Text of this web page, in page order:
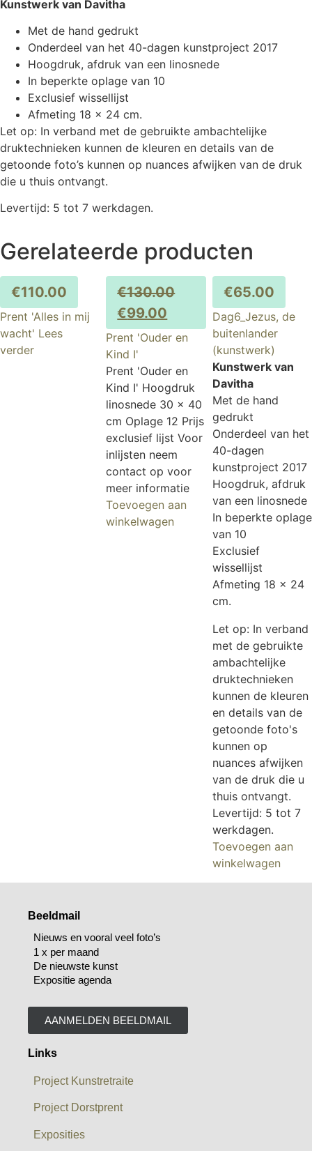
Kunstwerk van Davitha
Met de hand gedrukt
Onderdeel van het 40-dagen kunstproject 2017
Hoogdruk, afdruk van een linosnede
In beperkte oplage van 10
Exclusief wissellijst
Afmeting 18 x 24 cm.
Let op: In verband met de gebruikte ambachtelijke
druktechnieken kunnen de kleuren en details van de
getoonde foto’s kunnen op nuances afwijken van de druk
die u thuis ontvangt.
Levertijd: 5 tot 7 werkdagen.
Gerelateerde producten
€110.00
Prent 'Alles in mij
wacht' Lees
verder
€130.00
€99.00
Prent 'Ouder en
Kind I'
Prent 'Ouder en
Kind I' Hoogdruk
linosnede 30 x 40
cm Oplage 12 Prijs
exclusief lijst Voor
inlijsten neem
contact op voor
meer informatie
Toevoegen aan
winkelwagen
€65.00
Dag6_Jezus, de
buitenlander
(kunstwerk)
Kunstwerk van
Davitha
Met de hand
gedrukt
Onderdeel van het
40-dagen
kunstproject 2017
Hoogdruk, afdruk
van een linosnede
In beperkte oplage
van 10
Exclusief
wissellijst
Afmeting 18 x 24
cm.
Let op: In verband
met de gebruikte
ambachtelijke
druktechnieken
kunnen de kleuren
en details van de
getoonde foto's
kunnen op
nuances afwijken
van de druk die u
thuis ontvangt.
Levertijd: 5 tot 7
werkdagen.
Toevoegen aan
winkelwagen
Beeldmail
Nieuws en vooral veel foto’s
1 x per maand
De nieuwste kunst
Expositie agenda
AANMELDEN BEELDMAIL
Links
Project Kunstretraite
Project Dorstprent
Exposities